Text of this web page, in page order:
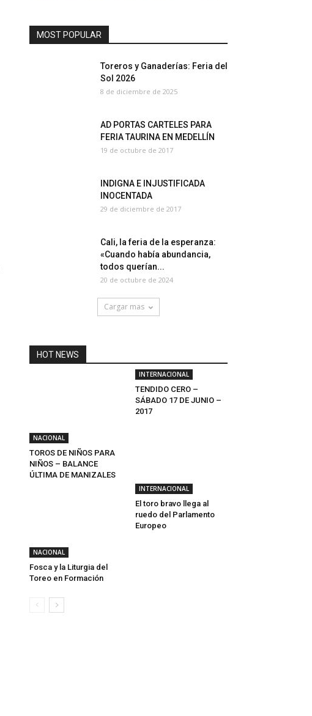
MOST POPULAR
Toreros y Ganaderías: Feria del
Sol 2026
8 de diciembre de 2025
AD PORTAS CARTELES PARA
FERIA TAURINA EN MEDELLÍN
19 de octubre de 2017
INDIGNA E INJUSTIFICADA
INOCENTADA
29 de diciembre de 2017
Cali, la feria de la esperanza:
«Cuando había abundancia,
todos querían...
20 de octubre de 2024
Cargar mas
HOT NEWS
NACIONAL
TOROS DE NIÑOS PARA
NIÑOS – BALANCE
ÚLTIMA DE MANIZALES
INTERNACIONAL
TENDIDO CERO –
SÁBADO 17 DE JUNIO –
2017
NACIONAL
Fosca y la Liturgia del
Toreo en Formación
INTERNACIONAL
El toro bravo llega al
ruedo del Parlamento
Europeo